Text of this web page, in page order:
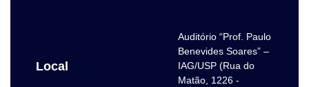
Local
Auditório “Prof. Paulo
Benevides Soares” –
IAG/USP (Rua do
Matão, 1226 -